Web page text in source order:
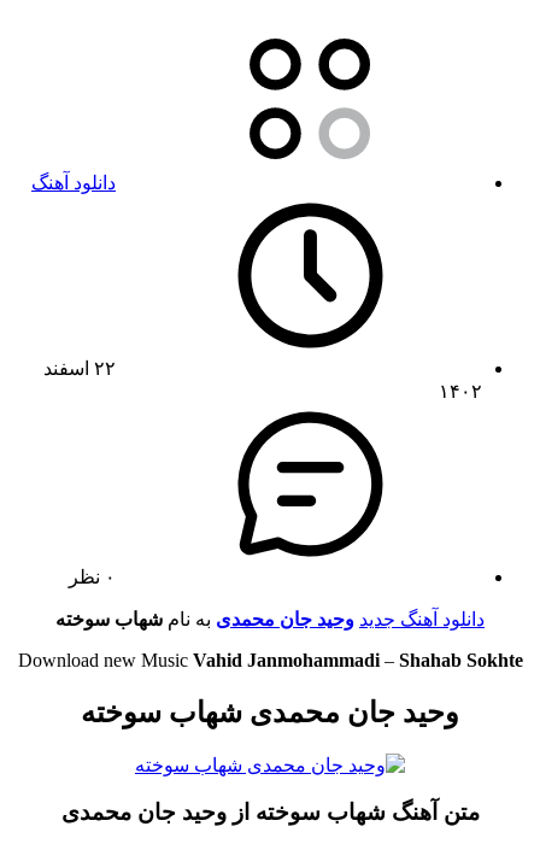
دانلود آهنگ
۲۲ اسفند
۱۴۰۲
دانلود آهنگ جدید وحید جان محمدی به نام شهاب سوخته
Download new Music Vahid Janmohammadi– Shahab Sokhte
وحید جان محمدی شهاب سوخته
متن آهنگ شهاب سوخته از وحید جان محمدی